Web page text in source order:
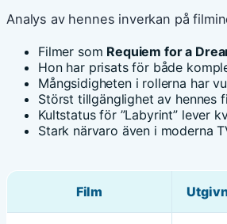
Analys av hennes inverkan på
Filmer som Requiem for a
Hon har prisats för både
Mångsidigheten i rollerna har
Störst tillgänglighet av hennes
Kultstatus för ”Labyrint” lever
Stark närvaro även i moderna
Film